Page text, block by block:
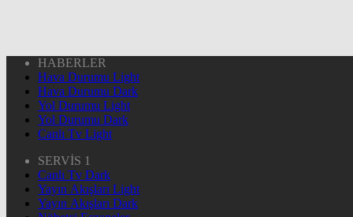
HABERLER
Hava Durumu Light
Hava Durumu Dark
Yol Durumu Light
Yol Durumu Dark
Canlı Tv Light
SERVİS 1
Canlı Tv Dark
Yayın Akışları Light
Yayın Akışları Dark